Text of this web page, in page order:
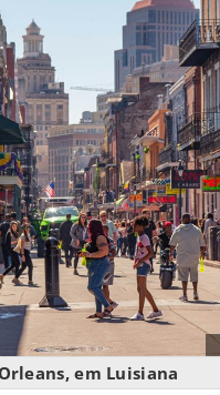
em Luisiana